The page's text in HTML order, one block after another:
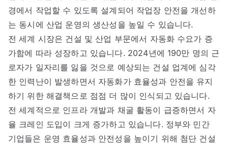
경에서 작업할 수 있도록 설계되어 작업장 안전을 개선하
는 동시에 산업 운영의 생산성을 높일 수 있습니다.
전 세계 시장은 건설 및 산업 부문에서 자동화 수요가 증
가함에 따라 성장하고 있습니다. 2024년에 190만 명의 근
로자가 일자리를 잃을 것으로 예상되는 건설 업계에 심각
한 인력난이 발생하면서 자동화가 효율성과 안전을 유지
하기 위한 해결책으로 점점 더 많이 인식되고 있습니다.
전 세계적으로 인프라 개발과 채굴 활동이 급증하면서 자
율 크레인 도입이 크게 증가하고 있습니다. 정부와 민간
기업들은 운영 효율성과 안전성을 높이기 위해 첨단 건설